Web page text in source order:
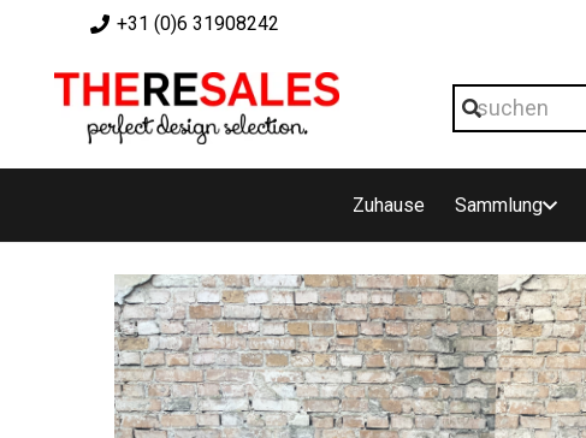
+31 (0)6 31908242
Zuhause Sammlung